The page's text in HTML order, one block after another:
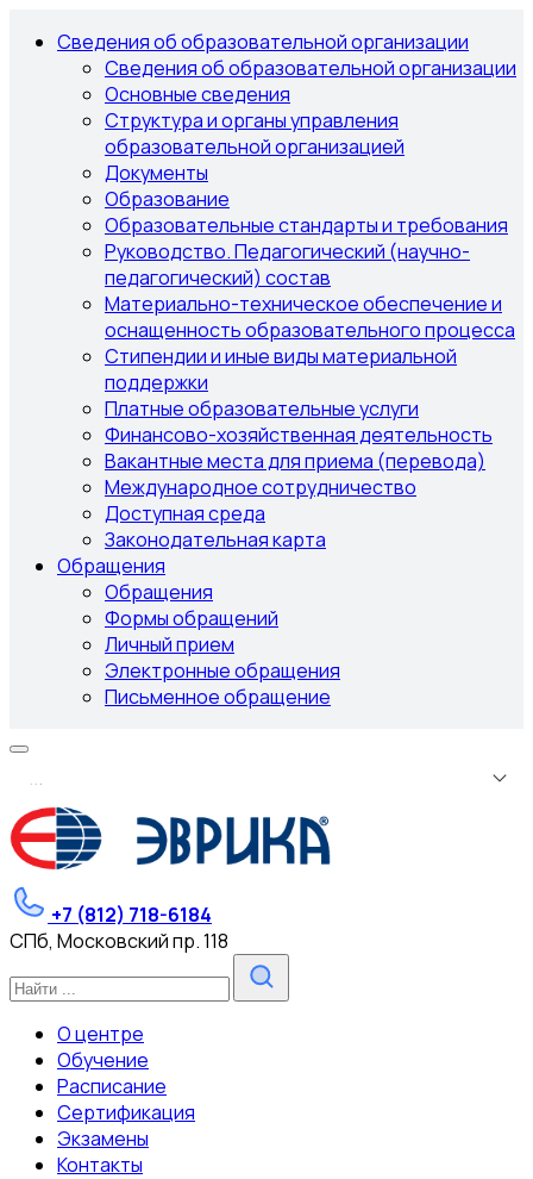
Сведения об образовательной организации
Сведения об образовательной организации
Основные сведения
Структура и органы управления
образовательной организацией
Документы
Образование
Образовательные стандарты и требования
Руководство. Педагогический (научно-
педагогический) состав
Материально-техническое обеспечение и
оснащенность образовательного процесса
Стипендии и иные виды материальной
поддержки
Платные образовательные услуги
Финансово-хозяйственная деятельность
Вакантные места для приема (перевода)
Международное сотрудничество
Доступная среда
Законодательная карта
Обращения
Обращения
Формы обращений
Личный прием
Электронные обращения
Письменное обращение
...
+7 (812) 718-6184
СПб, Московский пр. 118
О центре
Обучение
Расписание
Сертификация
Экзамены
Контакты